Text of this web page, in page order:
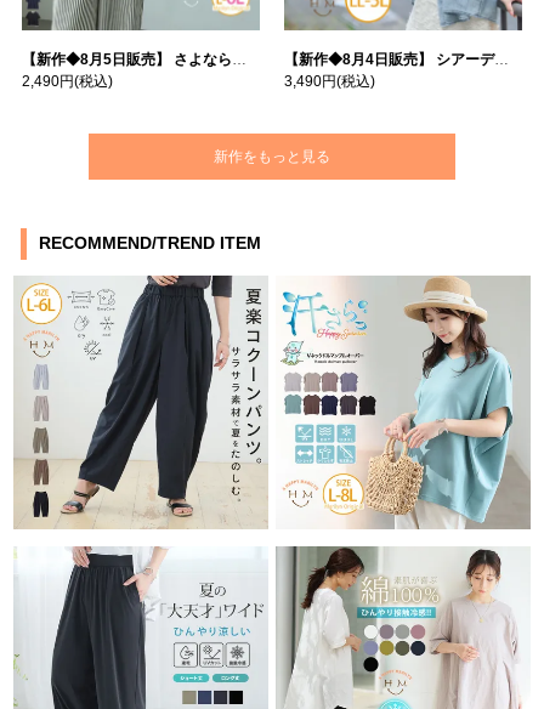
【新作◆8月5日販売】 さよなら猛暑 涼しさを着る 遮熱 接触冷感 吸水・速乾 五分袖 コンフォートメッシュ 配色レイヤード 風ゆる Tシャツ | 大きいサイズの通販ならハッピーマリリン
2,490円(税込)
【新作◆8月4日販売】 シアーデニムで お洒落に肌隠し | 大きいサイズの通販ならハッピーマリリン
3,490円(税込)
新作をもっと見る
RECOMMEND/TREND ITEM